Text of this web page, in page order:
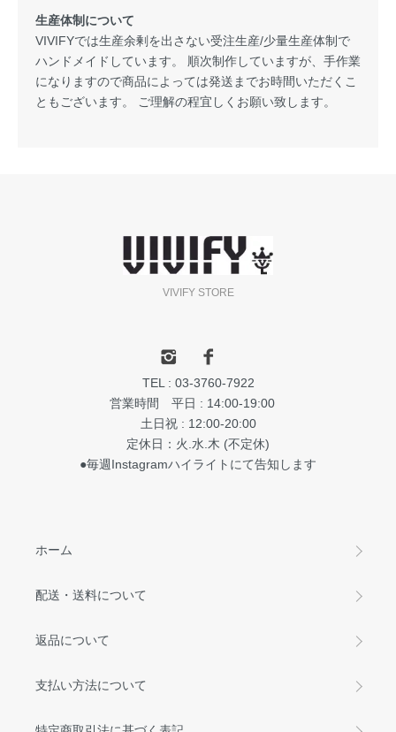
生産体制について
VIVIFYでは生産余剰を出さない受注生産/少量生産体制で
ハンドメイドしています。 順次制作していますが、手作業
になりますので商品によっては発送までお時間いただくこ
ともございます。 ご理解の程宜しくお願い致します。
VIVIFY STORE
TEL : 03-3760-7922
営業時間 平日 : 14:00-19:00
土日祝 : 12:00-20:00
定休日：火.水.木 (不定休)
●毎週Instagramハイライトにて告知します
ホーム
配送・送料について
返品について
支払い方法について